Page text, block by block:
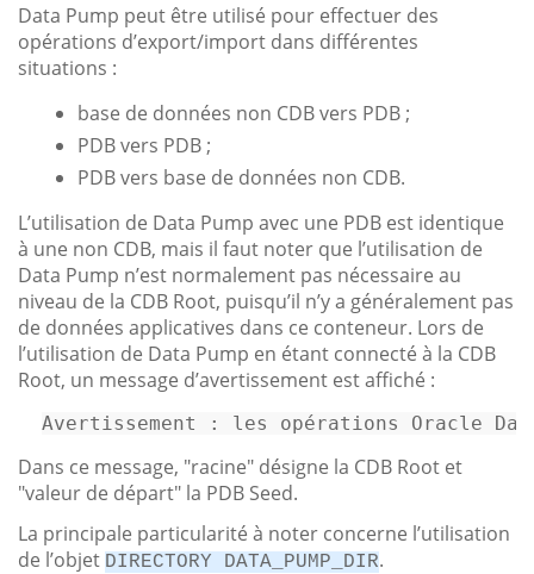
Data Pump peut être utilisé pour effectuer des
opérations d’export/import dans différentes
situations :
base de données non CDB vers PDB ;
PDB vers PDB ;
PDB vers base de données non CDB.
L’utilisation de Data Pump avec une PDB est identique
à une non CDB, mais il faut noter que l’utilisation de
Data Pump n’est normalement pas nécessaire au
niveau de la CDB Root, puisqu’il n’y a généralement pas
de données applicatives dans ce conteneur. Lors de
l’utilisation de Data Pump en étant connecté à la CDB
Root, un message d’avertissement est affiché :
Avertissement : les opérations Oracle
Dans ce message, "racine" désigne la CDB Root et
"valeur de départ" la PDB Seed.
La principale particularité à noter concerne l’utilisation
de l’objet DIRECTORY DATA_PUMP_DIR.